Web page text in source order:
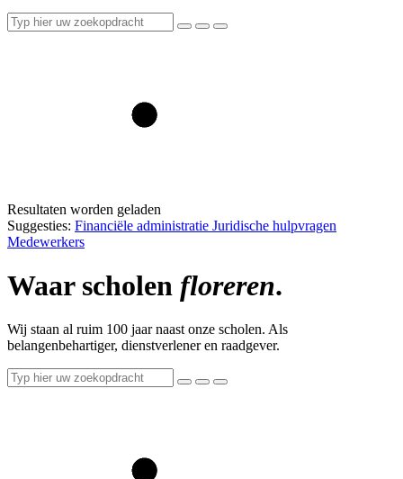
Resultaten worden geladen
Suggesties: Financiële administratie Juridische hulpvragen
Medewerkers
Waar scholen floreren.
Wij staan al ruim 100 jaar naast onze scholen. Als
belangenbehartiger, dienstverlener en raadgever.